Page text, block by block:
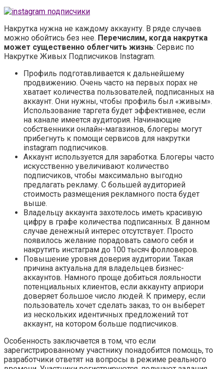
Накрутка нужна не каждому аккаунту. В ряде случаев
можно обойтись без нее. Перечислим, когда накрутка
может существенно облегчить жизнь: Сервис по
Накрутке Живых Подписчиков Instagram.
Профиль подготавливается к дальнейшему
продвижению. Очень часто на первых порах не
хватает количества пользователей, подписанных на
аккаунт. Они нужны, чтобы профиль был «живым».
Использование таргета будет эффективнее, если
на канале имеется аудитория. Начинающие
собственники онлайн-магазинов, блогеры могут
прибегнуть к помощи сервисов для накрутки
instagram подписчиков.
Аккаунт используется для заработка. Блогеры часто
искусственно увеличивают количество
подписчиков, чтобы максимально выгодно
предлагать рекламу. С большей аудиторией
стоимость размещения рекламного поста будет
выше.
Владельцу аккаунта захотелось иметь красивую
цифру в графе количества подписанных. В данном
случае денежный интерес отсутствует. Просто
появилось желание порадовать самого себя и
накрутить инстаграм до 100 тысяч фолловеров.
Повышение уровня доверия аудитории. Такая
причина актуальна для владельцев бизнес-
аккаунтов. Намного проще добиться лояльности
потенциальных клиентов, если аккаунту априори
доверяет большое число людей. К примеру, если
пользователь хочет сделать заказ, то он выберет
из нескольких идентичных предложений тот
аккаунт, на котором больше подписчиков.
Особенность заключается в том, что если
зарегистрированному участнику понадобится помощь, то
разработчики ответят на вопросы в режиме реального